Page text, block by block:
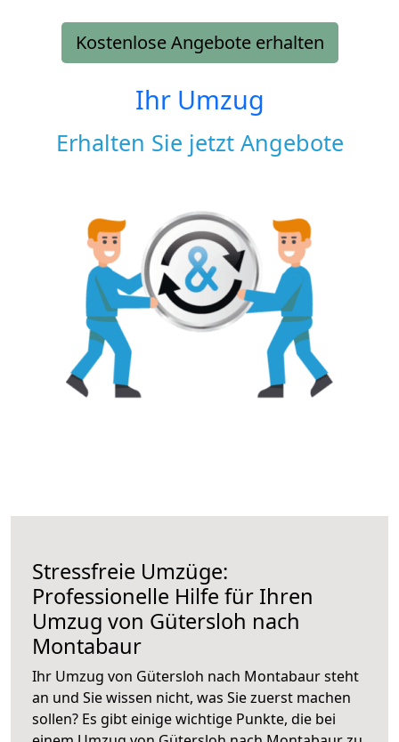
Kostenlose Angebote erhalten
Ihr Umzug
Erhalten Sie jetzt Angebote
Stressfreie Umzüge:
Professionelle Hilfe für Ihren
Umzug von Gütersloh nach
Montabaur
Ihr Umzug von Gütersloh nach Montabaur steht
an und Sie wissen nicht, was Sie zuerst machen
sollen? Es gibt einige wichtige Punkte, die bei